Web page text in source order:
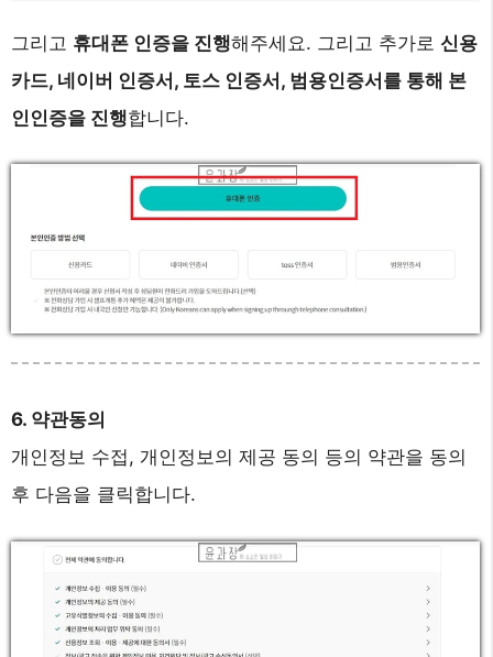
그리고 휴대폰 인증을 진행해주세요. 그리고 추가로 신용
카드, 네이버 인증서, 토스 인증서, 범용인증서를 통해 본
인인증을 진행합니다.
6. 약관동의
개인정보 수접, 개인정보의 제공 동의 등의 약관을 동의
후 다음을 클릭합니다.